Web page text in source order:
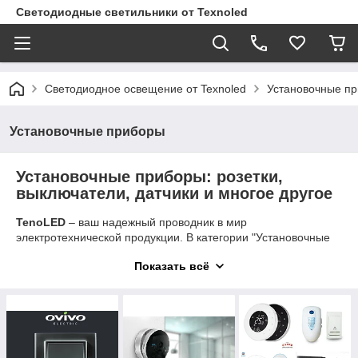
Светодиодные светильники от Texnoled
Светодиодное освещение от Texnoled Установочные
Установочные приборы
Установочные приборы: розетки,
выключатели, датчики и многое другое
TenoLED – ваш надежный проводник в мир
электротехнической продукции. В категории "Установочные
обеспечения безопасности, комфорта и функциональности
– это стильный
дизайн, высокое качество материалов и безупречная работа
на протяжении долгих лет. В нашем ассортименте
представлены модели различных цветов и конфигураций,
Показать всё